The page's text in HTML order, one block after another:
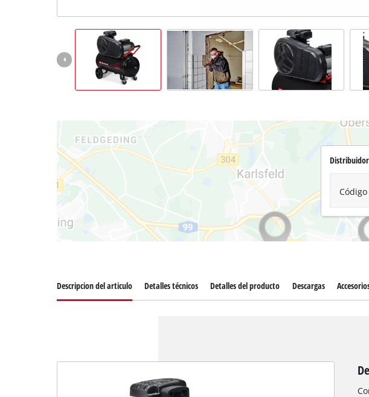
Descripcion del articulo Detalles técnicos Detalles del producto Descargas